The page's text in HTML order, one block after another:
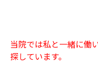
当院では私と一緒に働
探しています。